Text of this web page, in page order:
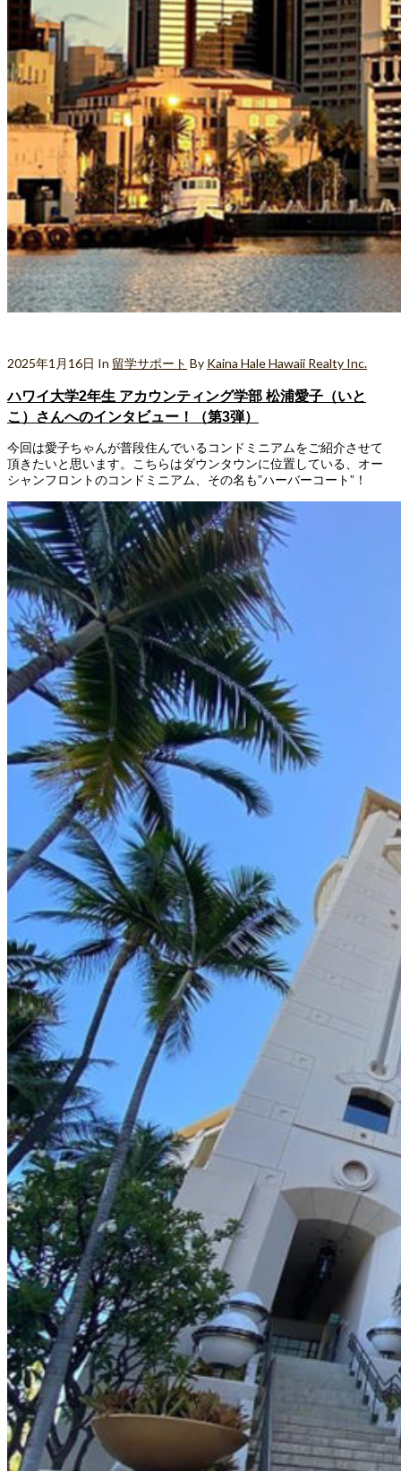
2025年1月16日 In 留学サポート By Kaina Hale Hawaii Realty Inc.
ハワイ大学2年生 アカウンティング学部 松浦愛子（いと
こ）さんへのインタビュー！（第3弾）
今回は愛子ちゃんが普段住んでいるコンドミニアムをご紹介させて
頂きたいと思います。こちらはダウンタウンに位置している、オー
シャンフロントのコンドミニアム、その名も”ハーバーコート”！